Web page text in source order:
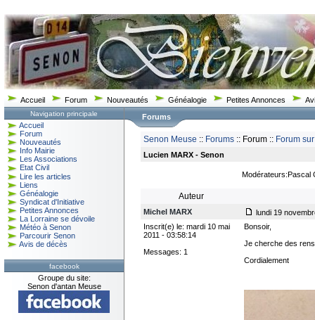
Accueil Forum Nouveautés Généalogie Petites Annonces
Navigation principale
Accueil
Forum
Nouveautés
Info Mairie
Les Associations
Etat Civil
Lire les articles
Liens
Généalogie
Syndicat d'Initiative
Petites Annonces
La Lorraine se dévoile
Météo à Senon
Parcourir Senon
Avis de décès
facebook
Groupe du site:
Senon d'antan Meuse
Forums
Senon Meuse :: Forums :: Forum :: Forum
Lucien MARX - Senon
Modérateurs:Pascal
Auteur
Michel MARX
lundi 19
Inscrit(e) le: mardi 10 mai
2011 - 03:58:14
Messages: 1
Bonsoir,
Je cherche des
Cordialement